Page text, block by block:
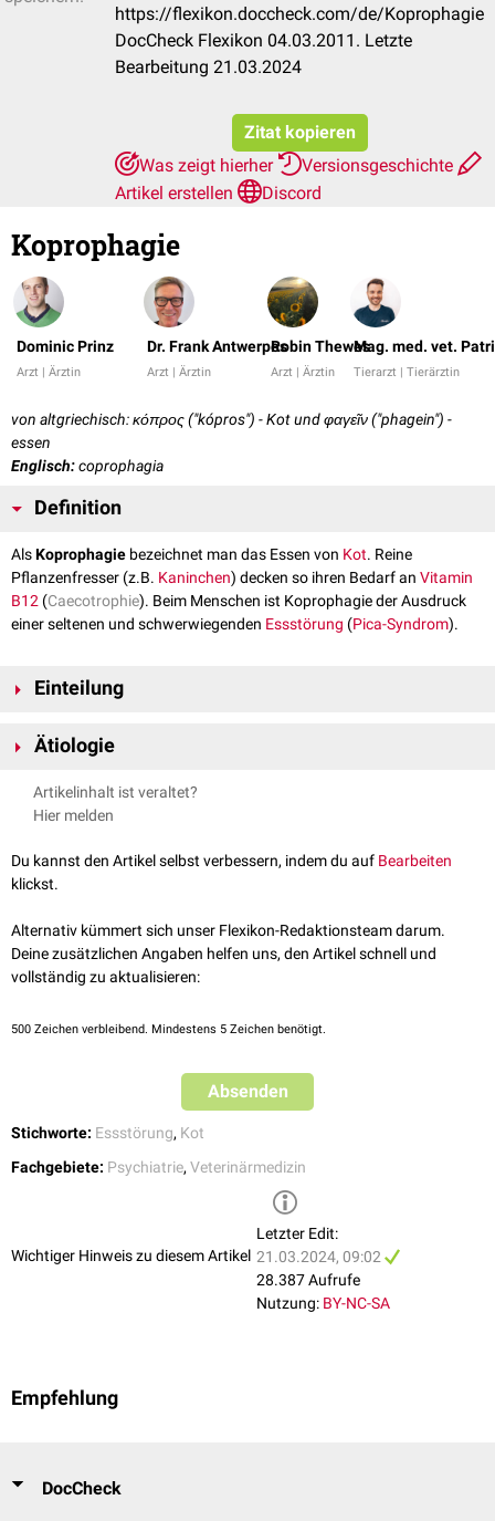
https://flexikon.doccheck.com/de/Koprophagie
DocCheck Flexikon 04.03.2011. Letzte
Bearbeitung 21.03.2024
Zitat kopieren
Was zeigt hierher
Versionsgeschichte
Artikel erstellen
Discord
Koprophagie
Dominic Prinz
Arzt | Ärztin
Dr. Frank Antwerpes
Arzt | Ärztin
Robin Thewes
Arzt | Ärztin
Mag. med. vet.
Tierarzt | Tierärztin
von altgriechisch: κόπρος ("kópros") - Kot und φαγεῖν ("phagein") -
essen
Englisch:coprophagia
Definition
AlsKoprophagie bezeichnet man das Essen von Kot. Reine
Pflanzenfresser (z.B. Kaninchen) decken so ihren Bedarf an Vitamin
B12 (Caecotrophie). Beim Menschen ist Koprophagie der Ausdruck
einer seltenen und schwerwiegenden Essstörung (Pica-Syndrom).
Einteilung
Allokoprophagen ernähren sich von den im Kot anderer
Mistkäfer.
Autokoprophagen sind Tiere, die ihren eigenen Kot essen, um bereits
dieser Gruppe zählen beispielsweise das Kaninchen und
Meerschweinchen.
Ätiologie
Ursächlich für Koprophagie beim Menschen können hirnorganische
Störungen, psychiatrische Erkrankungen (z.B.
Koprophilie) sein.
siehe auch:
Artikelinhalt ist veraltet?
Hier melden
Du kannst den Artikel selbst verbessern, indem du auf Bearbeiten
klickst.
Alternativ kümmert sich unser Flexikon-Redaktionsteam darum.
Deine zusätzlichen Angaben helfen uns, den Artikel schnell und
vollständig zu aktualisieren:
500 Zeichen verbleibend. Mindestens 5 Zeichen benötigt.
Absenden
Stichworte: Essstörung, Kot
Fachgebiete: Psychiatrie, Veterinärmedizin
Wichtiger Hinweis zu diesem Artikel
Letzter Edit:
21.03.2024, 09:02
28.387 Aufrufe
Nutzung: BY-NC-SA
Empfehlung
DocCheck